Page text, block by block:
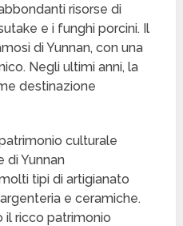
risorse di
e i funghi porcini. Il
di Yunnan, con una
Negli ultimi anni, la
destinazione
culturale
di Yunnan
tipi di artigianato
e ceramiche.
il ricco patrimonio